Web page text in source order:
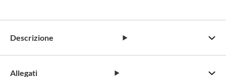
Descrizione
Allegati